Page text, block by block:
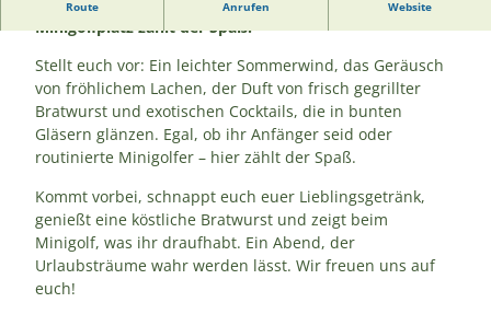
Route Anrufen Website
Minigolfplatz zählt der Spaß.
Stellt euch vor: Ein leichter Sommerwind, das Geräusch
von fröhlichem Lachen, der Duft von frisch gegrillter
Bratwurst und exotischen Cocktails, die in bunten
Gläsern glänzen. Egal, ob ihr Anfänger seid oder
routinierte Minigolfer – hier zählt der Spaß.
Kommt vorbei, schnappt euch euer Lieblingsgetränk,
genießt eine köstliche Bratwurst und zeigt beim
Minigolf, was ihr draufhabt. Ein Abend, der
Urlaubsträume wahr werden lässt. Wir freuen uns auf
euch!